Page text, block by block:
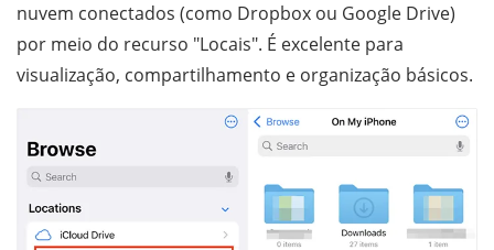
nuvem conectados (como Dropbox ou Google Drive)
por meio do recurso "Locais". É excelente para
visualização, compartilhamento e organização básicos.